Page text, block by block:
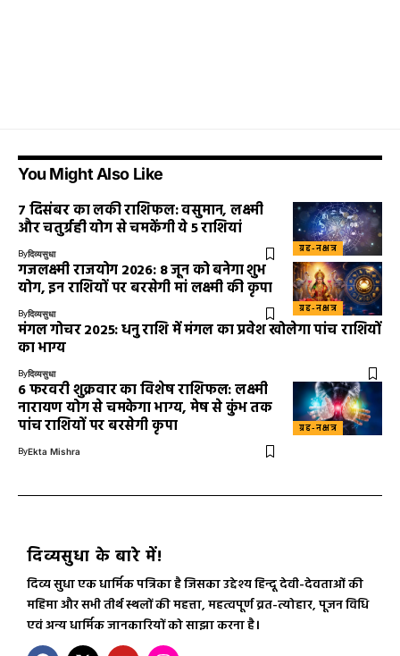
You Might Also Like
ग्रह-नक्षत्र
7 दिसंबर का लकी राशिफल: वसुमान, लक्ष्मी
और चतुर्ग्रही योग से चमकेंगी ये 5 राशियां
Byदिव्यसुधा
ग्रह-नक्षत्र
गजलक्ष्मी राजयोग 2026: 8 जून को बनेगा शुभ
योग, इन राशियों पर बरसेगी मां लक्ष्मी की कृपा
Byदिव्यसुधा
मंगल गोचर 2025: धनु राशि में मंगल का प्रवेश खोलेगा पांच राशियों
का भाग्य
Byदिव्यसुधा
ग्रह-नक्षत्र
6 फरवरी शुक्रवार का विशेष राशिफल: लक्ष्मी
नारायण योग से चमकेगा भाग्य, मेष से कुंभ तक
पांच राशियों पर बरसेगी कृपा
ByEkta Mishra
दिव्यसुधा के बारे में!
दिव्य सुधा एक धार्मिक पत्रिका है जिसका उद्देश्य हिन्दू देवी-देवताओं की
महिमा और सभी तीर्थ स्थलों की महत्ता, महत्वपूर्ण व्रत-त्योहार, पूजन विधि
एवं अन्य धार्मिक जानकारियों को साझा करना है।